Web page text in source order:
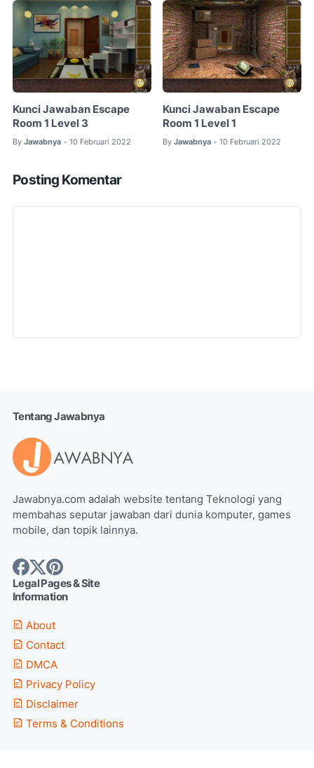
Kunci Jawaban Escape
Room 1 Level 3
By Jawabnya • 10 Februari 2022
Kunci Jawaban Escape
Room 1 Level 1
By Jawabnya • 10 Februari 2022
Posting Komentar
Tentang Jawabnya
Jawabnya.com adalah website tentang Teknologi yang
membahas seputar jawaban dari dunia komputer, games
mobile, dan topik lainnya.
Legal Pages & Site
Information
About
Contact
DMCA
Privacy Policy
Disclaimer
Terms & Conditions